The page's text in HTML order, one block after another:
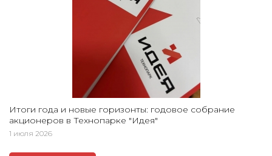
Итоги года и новые горизонты: годовое собрание
акционеров в Технопарке "Идея"
1 июля 2026